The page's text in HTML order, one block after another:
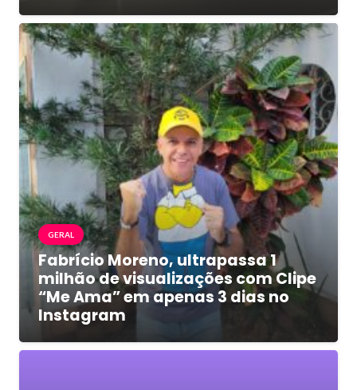
GERAL
Fabrício Moreno, ultrapassa 1
milhão de visualizações com Clipe
“Me Ama” em apenas 3 dias no
Instagram